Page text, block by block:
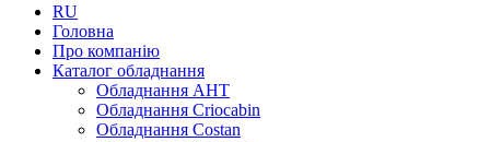
RU
Головна
Про компанію
Каталог обладнання
Обладнання AHT
Обладнання Criocabin
Обладнання Costan